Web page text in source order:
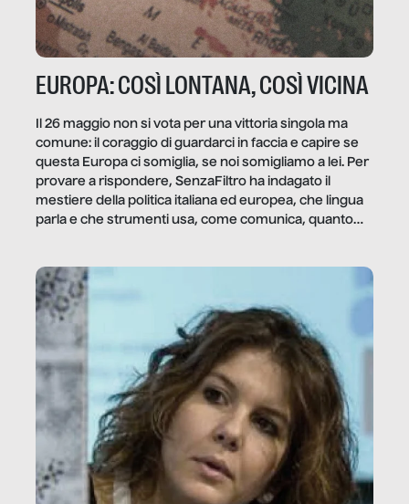
EUROPA: COSÌ LONTANA, COSÌ VICINA
Il 26 maggio non si vota per una vittoria singola ma
comune: il coraggio di guardarci in faccia e capire se
questa Europa ci somiglia, se noi somigliamo a lei. Per
provare a rispondere, SenzaFiltro ha indagato il
mestiere della politica italiana ed europea, che lingua
parla e che strumenti usa, come comunica, quanto